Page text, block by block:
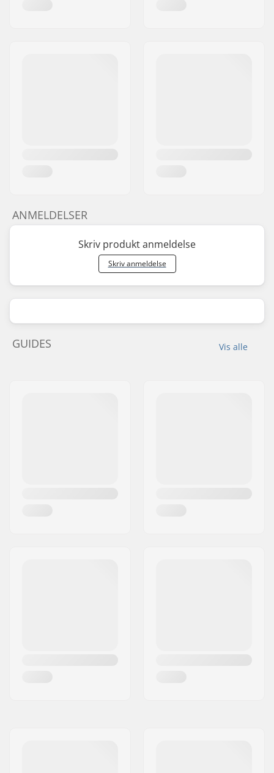
ANMELDELSER
Skriv produkt anmeldelse
Skriv anmeldelse
Vis alle
GUIDES